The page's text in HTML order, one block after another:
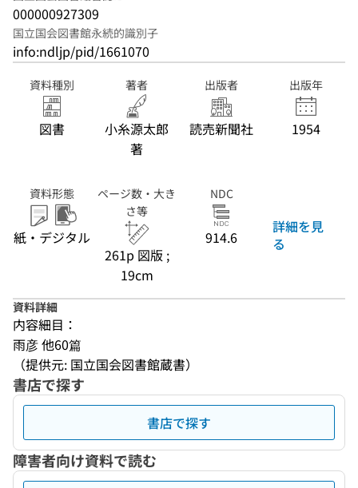
000000927309
国立国会図書館永続的識別子
info:ndljp/pid/1661070
資料種別
図書
著者
小糸源太郎
著
出版者
読売新聞社
出版年
1954
資料形態
紙・デジタル
ページ数・大き
さ等
261p 図版 ;
19cm
NDC
914.6
詳細を見
る
資料詳細
内容細目：
雨彦 他60篇
（提供元: 国立国会図書館蔵書）
書店で探す
書店で探す
障害者向け資料で読む